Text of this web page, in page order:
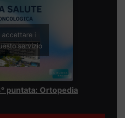
accettare i
servizio
puntata: Ortopedia